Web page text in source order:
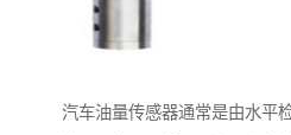
汽车油量传感器通常是由水平